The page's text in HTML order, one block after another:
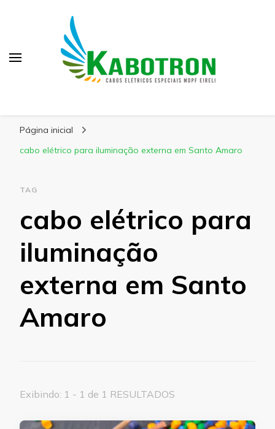
Página inicial
cabo elétrico para iluminação externa em Santo Amaro
TAG
cabo elétrico para
iluminação
externa em Santo
Amaro
Exibindo: 1 - 1 de 1 RESULTADOS